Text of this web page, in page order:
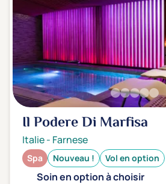
Ville
Montagne
Campagne
Type de séjour
Thalasso
Il Podere Di Marfisa
Italie- Farnese
Spa Nouveau ! Vol en option
Soin en option à choisir